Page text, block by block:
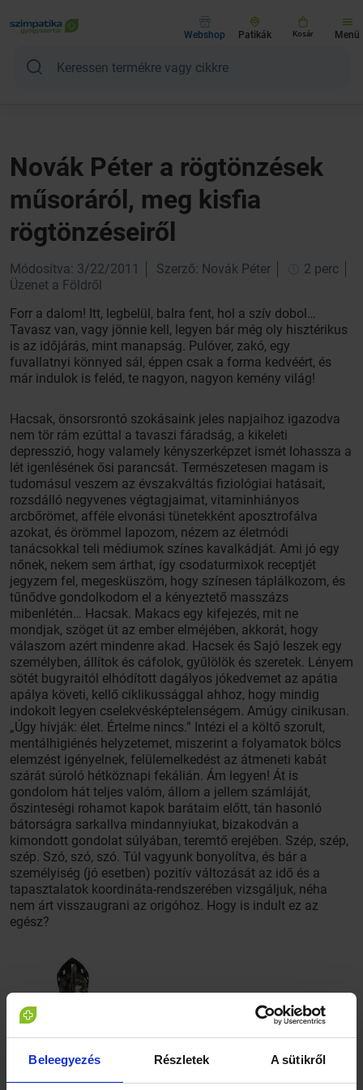
Beleegyezés Részletek A sütikről
Webshop Patikák Kosár Menü
Novák Péter a rögtönzések
műsoráról, meg kisfia
rögtönzéseiről
Módosítva: 3/22/2011 Szerző: Novák Péter
2 perc
Üzenet a Földről
Forr a dalom! Itt, legbelül, balra fent, hol a szív dobol…
Tavasz van, vagy jönnie kell, legyen bár még oly hisztérikus
is az időjárás, mint manapság. Pulóver, zakó, egy
fuvallatnyi könnyed sál, éppen csak a forma kedvéért, és
már indulok is feléd, te nagyon, nagyon kemény világ!
Hacsak, önsorsrontó szokásaink jeles napjaihoz igazodva
nem tör rám ezúttal a tavaszi fáradság, a kikeleti
depresszió, hogy valamely kényszerképzet ismét lohassza a
lét igenlésének ősi parancsát. Természetesen magam is
tudomásul veszem az évszakváltás fiziológiai hatásait,
rozsdálló negyvenes végtagjaimat, vitaminhiányos
arcbőrömet, afféle elvonási tünetekként aposztrofálva
azokat, és örömmel lapozom, nézem az életmódi
tanácsokkal teli médiumok színes kavalkádját. Ami jó egy
nőnek, nekem sem árthat, így csodaturmixok receptjét
jegyzem fel, megesküszöm, hogy színesen táplálkozom, és
tűnődve gondolkodom el a kényeztető masszázs
mibenlétén… Hacsak. Makacs egy kifejezés, mit ne
mondjak, szöget üt az ember elméjében, akkorát, hogy
válaszom azért mindenre akad. Hacsek és Sajó leszek egy
személyben, állítok és cáfolok, gyűlölök és szeretek. Lényem
sötét bugyraitól elhódított dagályos jókedvemet az apátia
apálya követi, kellő ciklikussággal ahhoz, hogy mindig
indokolt legyen cselekvésképtelenségem. Amúgy cinikusan.
„Úgy hívják: élet. Értelme nincs.” Intézi el a költő szorult,
mentálhigiénés helyzetemet, miszerint a folyamatok bölcs
elemzést igényelnek, felülemelkedést az átmeneti kabát
szárát súroló hétköznapi fekálián. Ám legyen! Át is
gondolom hát teljes valóm, állom a jellem számláját,
őszinteségi rohamot kapok barátaim előtt, tán hasonló
bátorságra sarkallva mindannyiukat, bizakodván a
kimondott gondolat súlyában, teremtő erejében. Szép, szép,
szép. Szó, szó, szó. Túl vagyunk bonyolítva, és bár a
személyiség (jó esetben) pozitív változását az idő és a
tapasztalatok koordináta-rendszerében vizsgáljuk, néha
nem árt visszaugrani az origóhoz. Hogy is indult ez az
egész?